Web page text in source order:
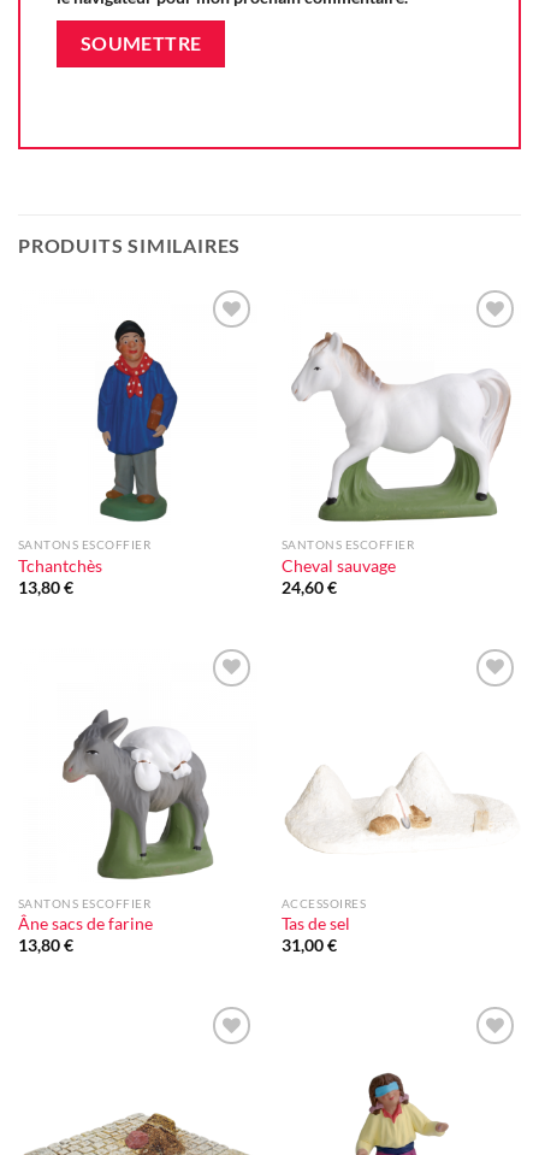
PRODUITS SIMILAIRES
SANTONS ESCOFFIER
Tchantchès
13,80€
d'envie
SANTONS ESCOFFIER
Cheval sauvage
24,60€
SANTONS ESCOFFIER
Âne sacs de farine
13,80€
ACCESSOIRES
Tas de sel
31,00€